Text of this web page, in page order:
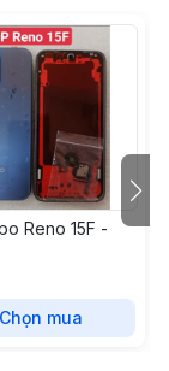
Reno 15F -
Chọn mua